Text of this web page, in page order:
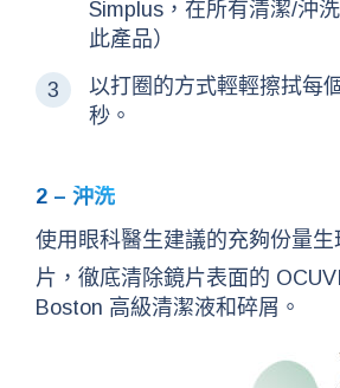
Simplus，在所有清潔/沖
此產品）
以打圈的方式輕輕擦拭每
秒。
2 – 沖洗
使用眼科醫生建議的充夠份量
片，徹底清除鏡片表面的
Boston 高級清潔液和碎屑。